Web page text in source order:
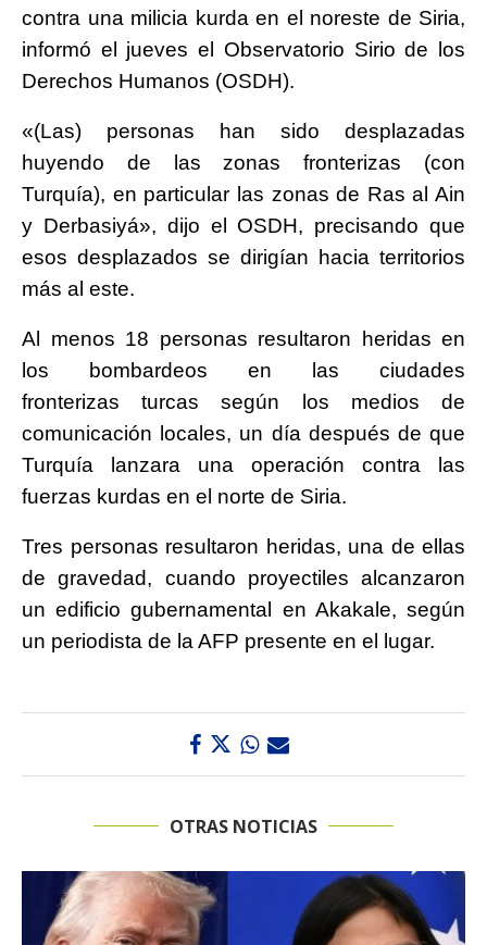
contra una milicia kurda en el noreste de Siria,
informó el jueves el Observatorio Sirio de los
Derechos Humanos (OSDH).
«(Las) personas han sido desplazadas
huyendo de las zonas fronterizas (con
Turquía), en particular las zonas de Ras al Ain
y Derbasiyá», dijo el OSDH, precisando que
esos desplazados se dirigían hacia territorios
más al este.
Al menos 18 personas resultaron heridas en
los bombardeos en las ciudades
fronterizas turcas según los medios de
comunicación locales, un día después de que
Turquía lanzara una operación contra las
fuerzas kurdas en el norte de Siria.
Tres personas resultaron heridas, una de ellas
de gravedad, cuando proyectiles alcanzaron
un edificio gubernamental en Akakale, según
un periodista de la AFP presente en el lugar.
OTRAS NOTICIAS